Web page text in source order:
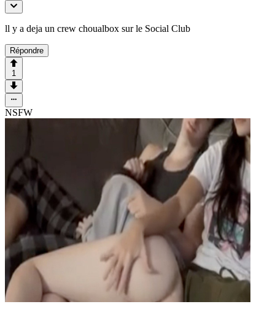
ll y a deja un crew choualbox sur le Social Club
Répondre
1
NSFW